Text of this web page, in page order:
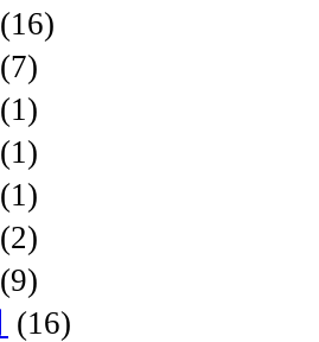
(16)
(7)
(1)
(1)
(1)
(2)
(9)
(16)